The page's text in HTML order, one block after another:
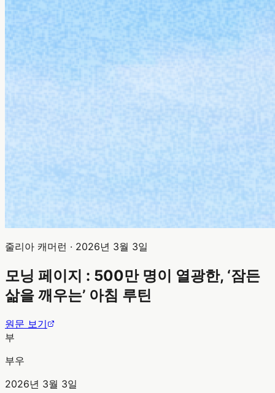
줄리아 캐머런 · 2026년 3월 3일
모닝 페이지 : 500만 명이 열광한, ‘잠든
삶을 깨우는’ 아침 루틴
원문 보기
부
부우
2026년 3월 3일